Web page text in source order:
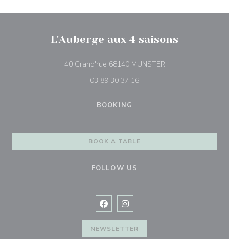
L'Auberge aux 4 saisons
40 Grand'rue 68140 MUNSTER((opens in a new
03 89 30 37 16
BOOKING
BOOK A TABLE
FOLLOW US
Facebook ((opens in a new
Instagram ((opens in a new
NEWSLETTER